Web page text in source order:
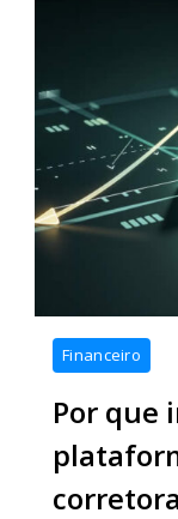
plataforma
white
label
para
corretoras
Financeiro
Por que